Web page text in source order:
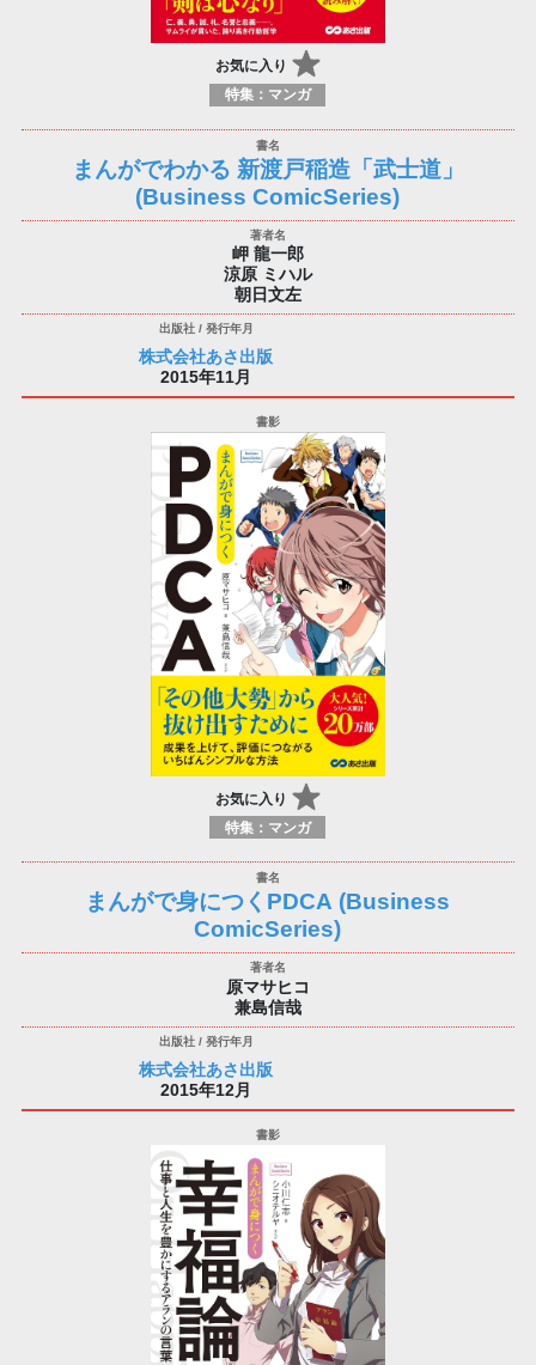
お気に入り
特集：マンガ
まんがでわかる 新渡戸稲造「武士道」
(Business ComicSeries)
岬 龍一郎
涼原 ミハル
朝日文左
株式会社あさ出版
2015年11月
お気に入り
特集：マンガ
まんがで身につくPDCA (Business
ComicSeries)
原マサヒコ
兼島信哉
株式会社あさ出版
2015年12月